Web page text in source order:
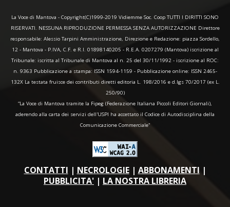
La Voce di Mantova - Copyright(C)1999-2019 Vidiemme Soc. Coop TUTTI I DIRITTI SONO
RISERVATI. NESSUNA RIPRODUZIONE PERMESSA SENZA AUTORIZZAZIONE Direttore
responsabile: Alessio Tarpini Amministrazione, Direzione e Redazione: piazza Sordello,
12 - Mantova - P.IVA, C.F. e R.I. 01898140205 - R.E.A. 0207279 (Mantova) iscrizione al
Tribunale: iscritta al Tribunale di Mantova al n. 25 del 30/11/1992 - iscrizione al ROC:
n. 9363 Pubblicazione a stampa: ISSN 1594-1159 - Pubblicazione online: ISSN 2465-
132X La testata fruisce dei contributi diretti editoria L. 198/2016 e d.lgs 70/2017 (ex L.
250/90)
“La Voce di Mantova tramite la Fipeg (Federazione Italiana Piccoli Editori Giornali),
aderendo alla carta dei servizi dell'USPI ha accettato il Codice di Autodisciplina della
Comunicazione Commerciale"
CONTATTI | NECROLOGIE| ABBONAMENTI |
PUBBLICITA' | LA NOSTRA LIBRERIA